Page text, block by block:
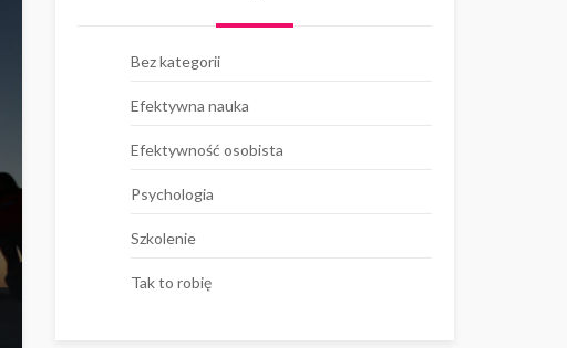
Bez kategorii
Efektywna nauka
Efektywność osobista
Psychologia
Szkolenie
Tak to robię